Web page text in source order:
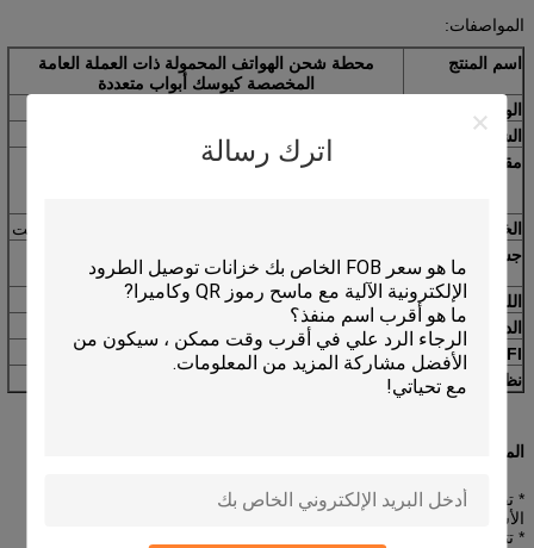
اترك رسالة
المواصفات:
اسم المنتج
محطة شحن الهواتف المحمولة ذات العملة العامة
المخصصة كيوسك أبواب متعددة
الوزن
الشاشة
شاشة عرض 15 بوصة
مقاطع الشحن
الخزانة
جسم الفولاذ
مادة فولاذية عالية الجودة، هيكل صلب، ألوان مختلفة
متوفرة
اللغة
يمكن دعم لغات مختلفة
الدفع
عملة نقدية / فواتير / بطاقة تعمل
4G/WIFI
مدعوم
نظام التشغيل
النوافذ
المواصفات الرئيسية:
* تقبل الدفع بالعملات النقدية مثل الدولار الأمريكي، اليورو، الدولار
الأسترالي وما إلى ذلك، ويمكن تعيين أسعار مختلفة كما تريد.
* تتوفر في كيوسك محطة شحن الهواتف المحمولة العديد من أقواس